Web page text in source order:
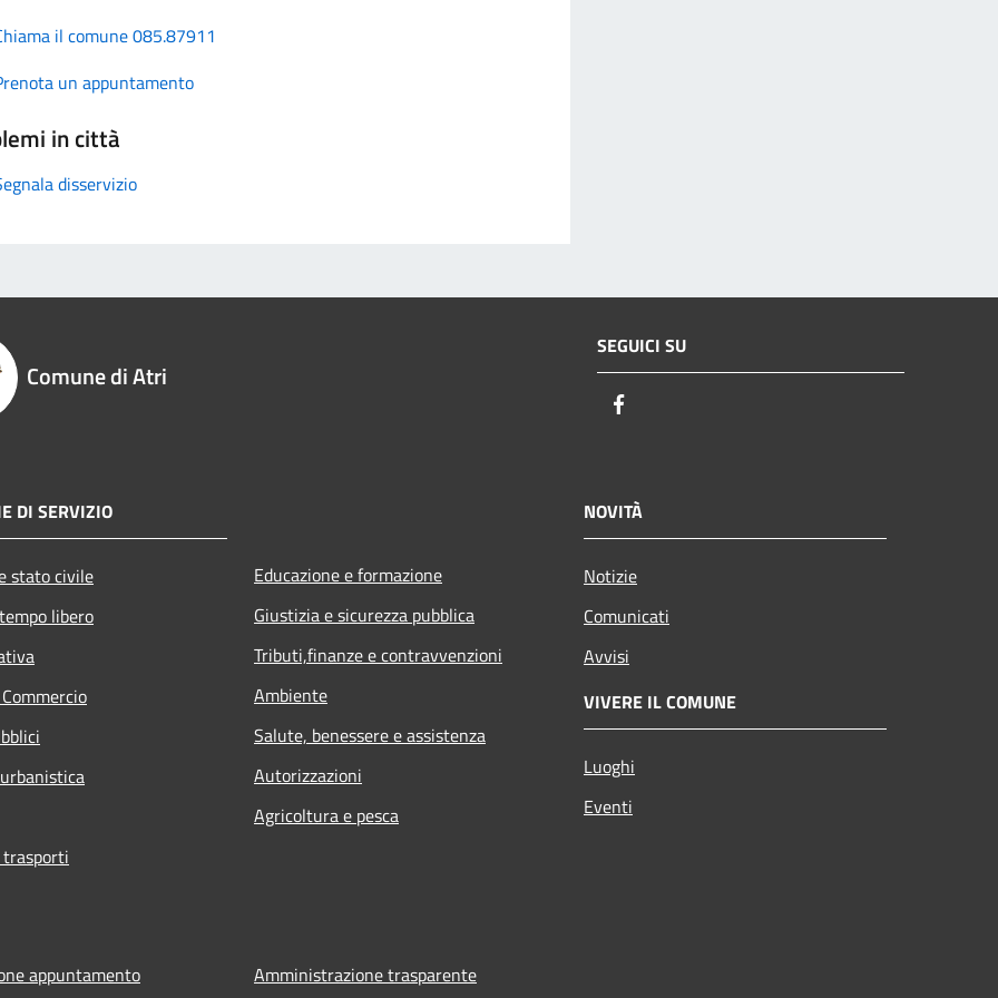
il comune 085.87911
un appuntamento
in città
disservizio
Comune di Atri
SEGUICI SU
DI SERVIZIO
stato civile
libero
Educazione e formazione
Giustizia e sicurezza pubblica
Tributi,finanze e contravvenzioni
Ambiente
Salute, benessere e assistenza
Autorizzazioni
Agricoltura e pesca
NOVITÀ
Notizie
Comunicati
Avvisi
VIVERE IL COMUNE
Luoghi
Eventi
appuntamento Amministrazione trasparente